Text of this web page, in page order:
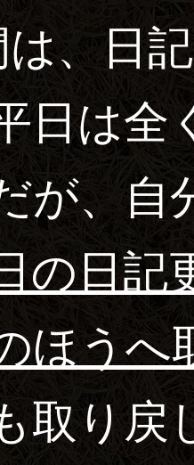
、日
日は全
が、自
の日記
ほうへ
取り戻